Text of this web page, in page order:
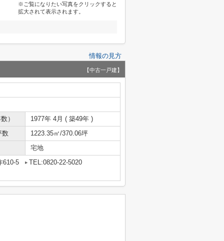
※ご覧になりたい写真をクリックすると
拡大されて表示されます。
情報の見方
【中古一戸建】
）
1977年 4月 ( 築49年 )
数
1223.35㎡/370.06坪
宅地
610-5
TEL:0820-22-5020